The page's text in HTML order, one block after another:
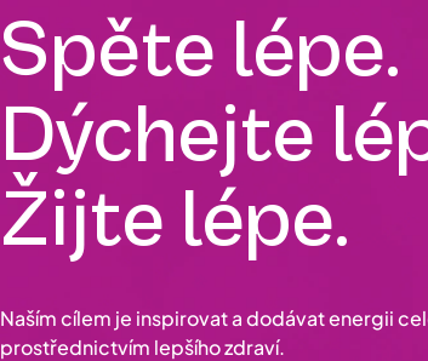
Spěte lépe.
Dýchejte
Žijte lépe.
Naším cílem je inspirovat a dodávat energii
prostřednictvím lepšího zdraví.